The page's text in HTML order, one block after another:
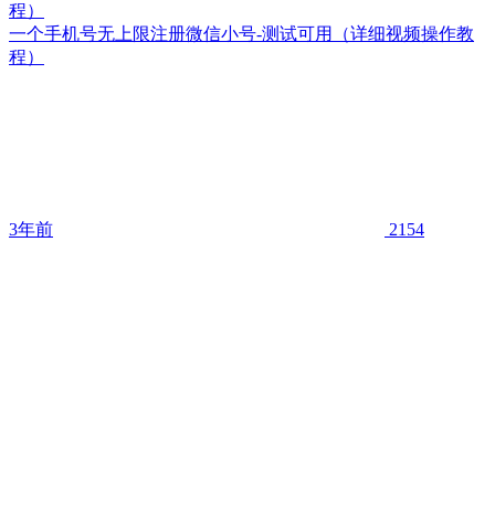
程）
一个手机号无上限注册微信小号-测试可用（详细视频操作教
程）
3年前 2154